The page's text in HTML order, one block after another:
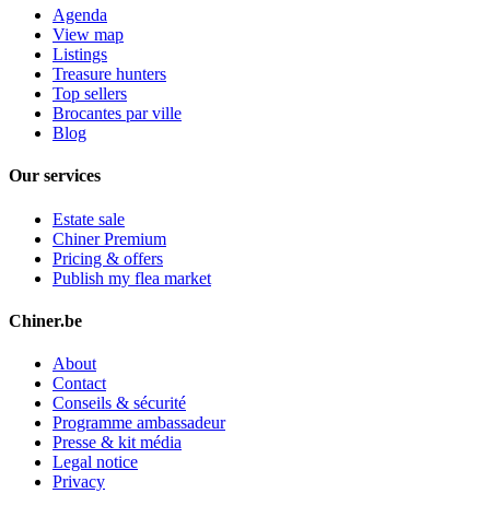
Agenda
View map
Listings
Treasure hunters
Top sellers
Brocantes par ville
Blog
Our services
Estate sale
Chiner Premium
Pricing & offers
Publish my flea market
Chiner.be
About
Contact
Conseils & sécurité
Programme ambassadeur
Presse & kit média
Legal notice
Privacy